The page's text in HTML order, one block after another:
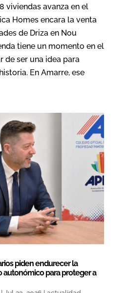
viviendas avanza en el
Homes encara la venta
de Driza en Nou
tiene un momento en el
de ser una idea para
En Amarre, ese
piden endurecer la
autonómico para proteger a